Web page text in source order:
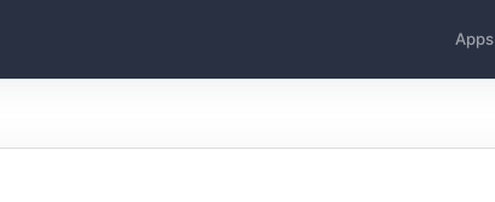
Apps